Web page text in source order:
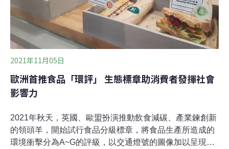
海洋廢棄物循環利用揭開序幕。今年4月正式發布「海洋
廢棄物循環產品標章推動作業要點」，規定產品含有20%
以上的海洋廢棄物原料，經驗證後即可取得海廢產品標
章。
2021年11月05日
歐洲首推食品「環評」 生態標章助消費者發揮社會
影響力
2021年秋天，英國、歐盟扮演推動飲食減碳、產業鍊創新
的領頭羊，開始試行食品分級標章，將食品生產所造成的
環境衝擊分為A~G的評級，以交通燈號的圖像加以呈現，